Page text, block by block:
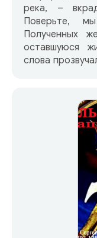
река, –
Поверьте,
Полученных
оставшуюся
слова
подумал он. –
Больше не
Заживу в
слегка
с-согласен.